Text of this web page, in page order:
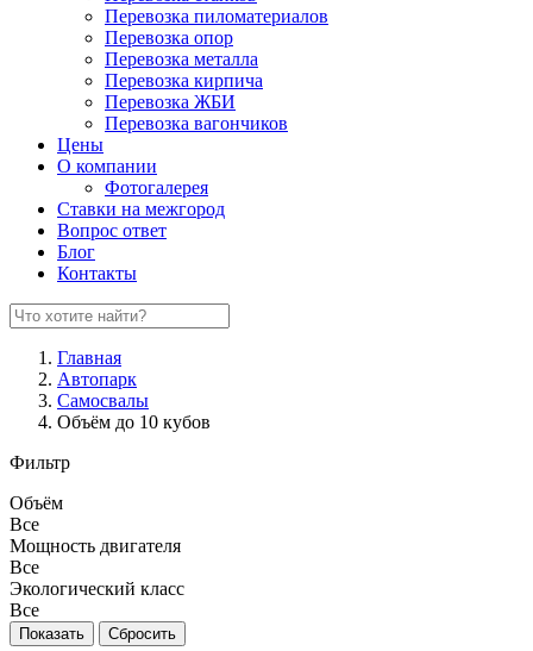
Перевозка пиломатериалов
Перевозка опор
Перевозка металла
Перевозка кирпича
Перевозка ЖБИ
Перевозка вагончиков
Цены
О компании
Фотогалерея
Ставки на межгород
Вопрос ответ
Блог
Контакты
Главная
Автопарк
Самосвалы
Объём до 10 кубов
Фильтр
Объём
Все
Мощность двигателя
Все
Экологический класс
Все